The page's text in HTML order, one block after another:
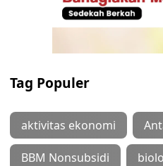
Tag Populer
aktivitas ekonomi
BBM Nonsubsidi